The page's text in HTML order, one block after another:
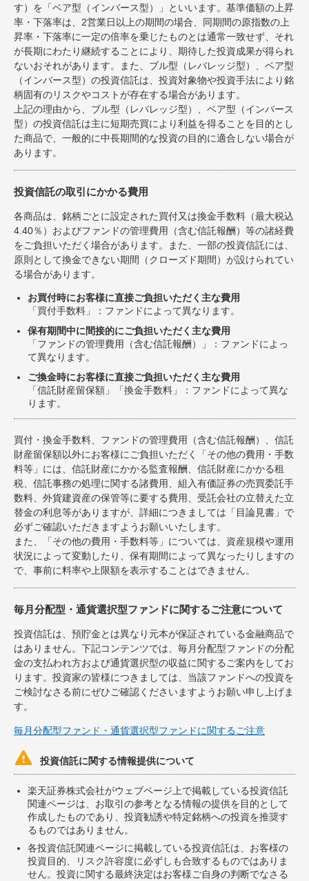
す）を「ベア型（インバース型）」といいます。基準価額の上昇
率・下落率は、2営業日以上の期間の場合、同期間の原指数の上
昇率・下落率に一定の倍率を乗じたものとは通常一致せず、それ
が長期にわたり継続することにより、期待した投資成果が得られ
ないおそれがあります。また、ブル型（レバレッジ型）、ベア型
（インバース型）の投資信託は、投資対象物や投資手法により銘
柄固有のリスクやコストが存在する場合があります。
上記の理由から、ブル型（レバレッジ型）、ベア型（インバース
型）の投資信託は主に短期売買により利益を得ることを目的とし
た商品で、一般的に中長期間的な投資の目的に適合しない場合が
あります。
投資信託の取引にかかる費用
各商品は、銘柄ごとに設定された買付又は換金手数料（最大税込
4.40％）およびファンドの管理費用（含む信託報酬）等の諸経費
をご負担いただく場合があります。また、一部の投資信託には、
原則として換金できない期間（クローズド期間）が設けられてい
る場合があります。
お買付時にお客様に直接ご負担いただく主な費用
「買付手数料」：ファンドによって異なります。
保有期間中に間接的にご負担いただく主な費用
「ファンドの管理費用（含む信託報酬）」：ファンドによっ
て異なります。
ご換金時にお客様に直接ご負担いただく主な費用
「信託財産留保額」「換金手数料」：ファンドによって異な
ります。
買付・換金手数料、ファンドの管理費用（含む信託報酬）、信託
財産留保額以外にお客様にご負担いただく「その他の費用・手数
料等」には、信託財産にかかる監査報酬、信託財産にかかる租
税、信託事務の処理に関する諸費用、組入有価証券の売買委託手
数料、外貨建資産の保管等に要する費用、受託会社の立替えた立
替金の利息等がありますが、詳細につきましては「目論見書」で
必ずご確認いただきますようお願いいたします。
また、「その他の費用・手数料等」については、資産規模や運用
状況によって変動したり、保有期間によって異なったりしますの
で、事前に料率や上限額を表示することはできません。
毎月分配型・通貨選択型ファンドに関するご注意について
投資信託は、預貯金とは異なり元本が保証されている金融商品で
はありません。下記コンテンツでは、毎月分配型ファンドの分配
金の支払われ方および通貨選択型の収益に関するご案内をしてお
ります。投資家の皆様につきましては、当該ファンドへの投資を
ご検討なさる前にぜひご確認くださいますようお願い申し上げま
す。
毎月分配型ファンド・通貨選択型ファンドに関するご注意
 投資信託に関する情報提供について
楽天証券株式会社がウェブページ上で掲載している投資信託
関連ページは、お取引の参考となる情報の提供を目的として
作成したものであり、投資勧誘や特定銘柄への投資を推奨す
るものではありません。
各投資信託関連ページに掲載している投資信託は、お客様の
投資目的、リスク許容度に必ずしも合致するものではありま
せん。投資に関する最終決定はお客様ご自身の判断でなさる